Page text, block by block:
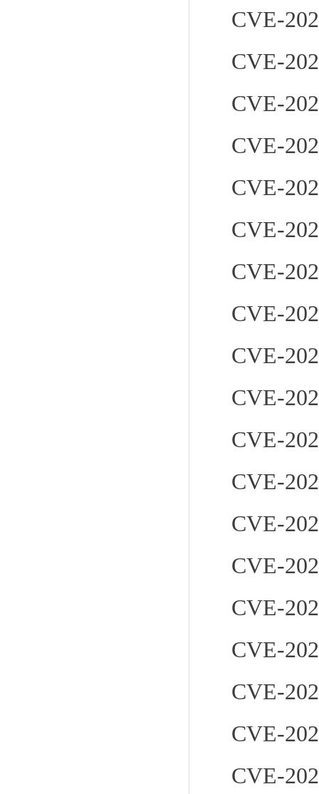
CVE-
CVE-
CVE-
CVE-
CVE-
CVE-
CVE-
CVE-
CVE-
CVE-
CVE-
CVE-
CVE-
CVE-
CVE-
CVE-
CVE-
CVE-
CVE-